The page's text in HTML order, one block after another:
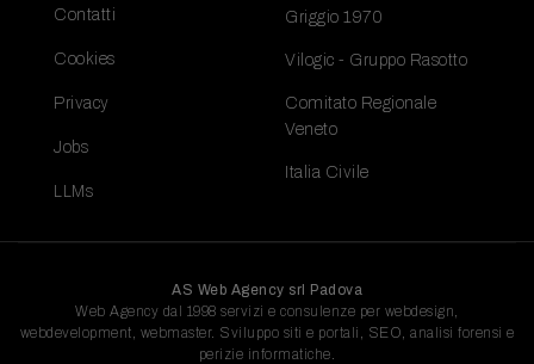
Contatti
Cookies
Privacy
Jobs
LLMs
Griggio 1970
Vilogic - Gruppo Rasotto
Comitato Regionale
Veneto
Italia Civile
AS Web Agency srl Padova
Web Agency dal 1998 servizi e consulenze per webdesign,
webdevelopment, webmaster. Sviluppo siti e portali, SEO, analisi forensi e
perizie informatiche.